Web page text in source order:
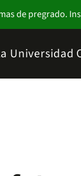
de pregrado.
Universidad